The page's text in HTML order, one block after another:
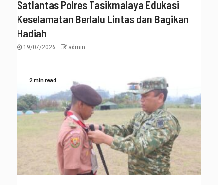
Satlantas Polres Tasikmalaya Edukasi
Keselamatan Berlalu Lintas dan Bagikan
Hadiah
19/07/2026 admin
2 min read